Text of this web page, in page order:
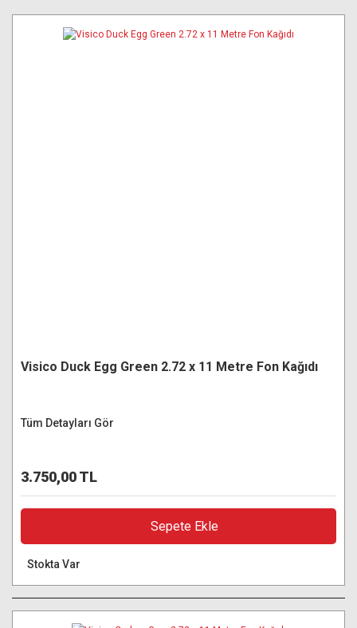
Visico Duck Egg Green 2.72 x 11 Metre Fon Kağıdı
Tüm Detayları Gör
3.750,00 TL
Sepete Ekle
Stokta Var